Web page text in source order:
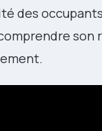
des